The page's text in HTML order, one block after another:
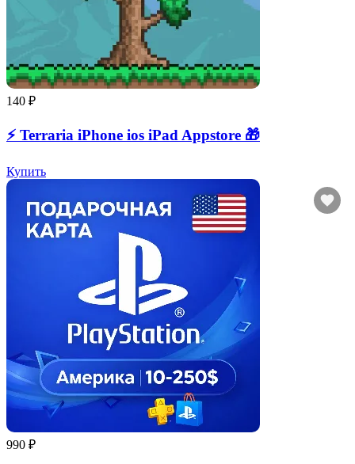
140 ₽
⚡️ Terraria iPhone ios iPad Appstore 🎁
Купить
990 ₽